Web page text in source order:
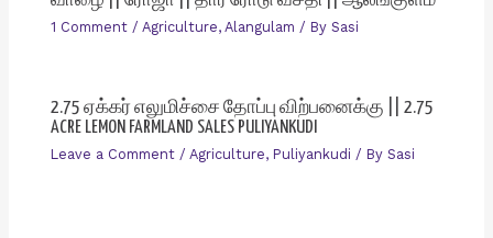
1 Comment / Agriculture, Alangulam / By Sasi
2.75 ஏக்கர் எலுமிச்சை தோப்பு விற்பனைக்கு || 2.75
ACRE LEMON FARMLAND SALES PULIYANKUDI
Leave a Comment / Agriculture, Puliyankudi / By Sasi